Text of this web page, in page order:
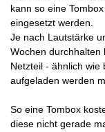
kann so eine
eingesetzt werden.
Je nach Lautstärke
Wochen durchhalten
Netzteil - ähnlich wie
aufgeladen werden
So eine Tombox
diese nicht gerade